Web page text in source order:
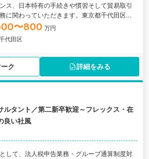
ス、日本特有の手続きや慣習そして貿易取引
に関わっていただきます。東京都千代田区に
です。
〜800 万円
代田区
ク 詳細をみる
ルタント／第二新卒歓迎～フレックス・在
良い社風
して、法人税申告業務・グループ通算制度対